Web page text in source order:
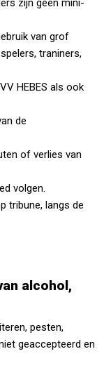
zijn geen mini-
van grof
traniners,
HEBES als ook
de
of verlies van
volgen.
tribune, langs de
alcohol,
pesten,
geaccepteerd en